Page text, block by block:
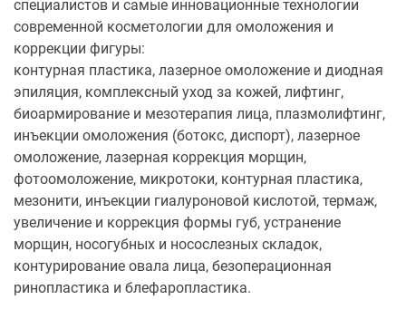
специалистов и самые инновационные технологии
современной косметологии для омоложения и
коррекции фигуры:
контурная пластика, лазерное омоложение и диодная
эпиляция, комплексный уход за кожей, лифтинг,
биоармирование и мезотерапия лица, плазмолифтинг,
инъекции омоложения (ботокс, диспорт), лазерное
омоложение, лазерная коррекция морщин,
фотоомоложение, микротоки, контурная пластика,
мезонити, инъекции гиалуроновой кислотой, термаж,
увеличение и коррекция формы губ, устранение
морщин, носогубных и носослезных складок,
контурирование овала лица, безоперационная
ринопластика и блефаропластика.